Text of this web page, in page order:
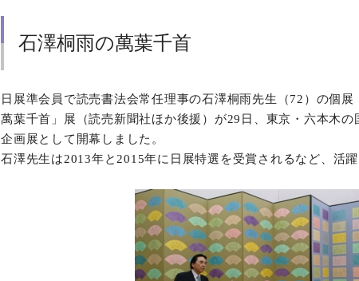
石澤桐雨の萬葉千首
日展準会員で読売書法会常任理事の石澤桐雨先生（72）の個
萬葉千首」展（読売新聞社ほか後援）が29日、東京・六本木
企画展として開幕しました。
石澤先生は2013年と2015年に日展特選を受賞されるなど、活躍
デジタルアーカイ
オンラインショッ
お問い合わせ